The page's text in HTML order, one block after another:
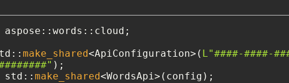
aspose::words::cloud;
make_shared<ApiConfiguration>( L"####-####-
std:: make_shared<WordsApi>(config);